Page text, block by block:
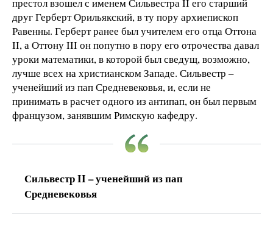
друг Герберт Орильякский, в ту пору архиепископ
Равенны. Герберт ранее был учителем его отца Оттона
II, а Оттону III он попутно в пору его отрочества давал
уроки математики, в которой был сведущ, возможно,
лучше всех на христианском Западе. Сильвестр –
ученейший из пап Средневековья, и, если не
принимать в расчет одного из антипап, он был первым
французом, занявшим Римскую кафедру.
Сильвестр II – ученейший из пап
Средневековья